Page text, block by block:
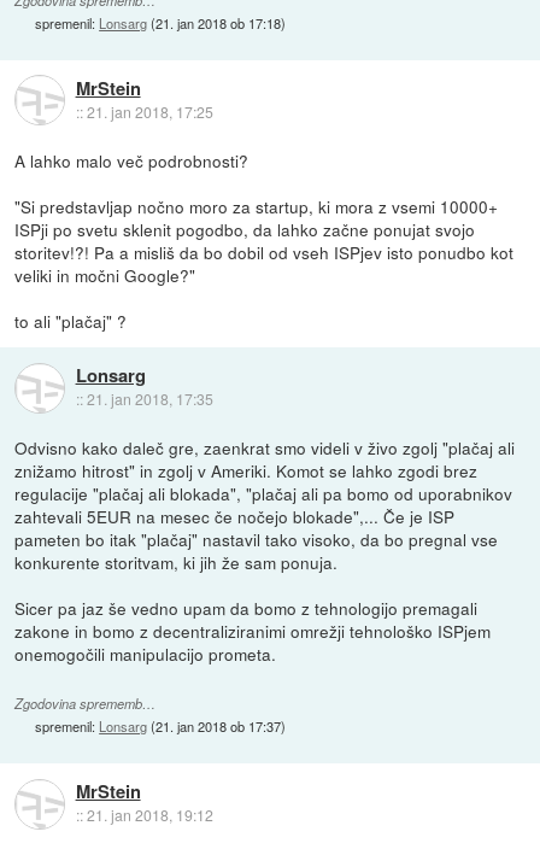
spremenil: Lonsarg(21. jan 2018 ob 17:18)
MrStein
::21. jan 2018, 17:25
A lahko malo več podrobnosti?
"Si predstavljap nočno moro za startup, ki mora z vsemi 10000+
ISPji po svetu sklenit pogodbo, da lahko začne ponujat svojo
storitev!?! Pa a misliš da bo dobil od vseh ISPjev isto ponudbo kot
veliki in močni Google?"
to ali "plačaj" ?
Lonsarg
::21. jan 2018, 17:35
Odvisno kako daleč gre, zaenkrat smo videli v živo zgolj "plačaj ali
znižamo hitrost" in zgolj v Ameriki. Komot se lahko zgodi brez
regulacije "plačaj ali blokada", "plačaj ali pa bomo od uporabnikov
zahtevali 5EUR na mesec če nočejo blokade",... Če je ISP
pameten bo itak "plačaj" nastavil tako visoko, da bo pregnal vse
konkurente storitvam, ki jih že sam ponuja.
Sicer pa jaz še vedno upam da bomo z tehnologijo premagali
zakone in bomo z decentraliziranimi omrežji tehnološko ISPjem
onemogočili manipulacijo prometa.
Zgodovina sprememb…
spremenil: Lonsarg(21. jan 2018 ob 17:37)
MrStein
::21. jan 2018, 19:12